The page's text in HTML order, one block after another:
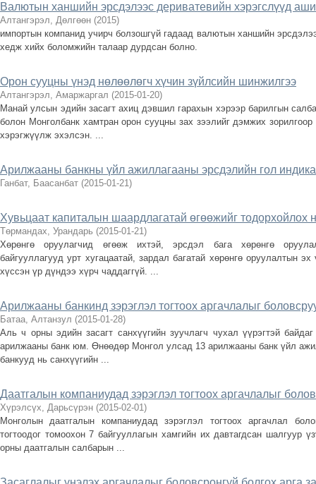
Валютын ханшийн эрсдэлээс дериватевийн хэрэгслүүд
Алтангэрэл, Дөлгөөн (2015)
импортын компанид учирч болзошгүй гадаад валютын ханшийн
хедж хийх боломжийн талаар дурдсан болно.
Орон сууцны үнэд нөлөөлөгч хүчин зүйлсийн шинжилгээ
Алтангэрэл, Амаржаргал (2015-01-20)
Манай улсын эдийн засагт ахиц дэвшил гарахын хэрээр барилгын
болон Монголбанк хамтран орон сууцны зах зээлийг дэмжих зорилгоор
хэрэгжүүлж эхэлсэн. ...
Арилжааны банкны үйл ажиллагааны эрсдэлийн гол
Ганбат, Баасанбат (2015-01-21)
Хувьцаат капиталын шаардлагатай өгөөжийг тодорхойлох
Төрмандах, Урандарь (2015-01-21)
Хөрөнгө оруулагчид өгөөж ихтэй, эрсдэл бага хөрөнгө
байгууллагууд урт хугацаатай, зардал багатай хөрөнгө оруулалтын
хүссэн үр дүндээ хүрч чаддаггүй. ...
Арилжааны банкинд зэрэглэл тогтоох аргачлалыг
Батаа, Алтанзул (2015-01-28)
Аль ч орны эдийн засагт санхүүгийн зуучлагч чухал үүрэгтэй
арилжааны банк юм. Өнөөдөр Монгол улсад 13 арилжааны банк үйл
банкууд нь санхүүгийн ...
Даатгалын компаниудад зэрэглэл тогтоох аргачлалыг
Хүрэлсүх, Дарьсүрэн (2015-02-01)
Монголын даатгалын компаниудад зэрэглэл тогтоох аргачлал
тогтоодог томоохон 7 байгууллагын хамгийн их давтагдсан шалгуур
орны даатгалын салбарын ...